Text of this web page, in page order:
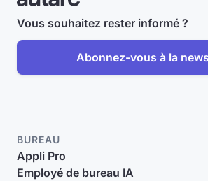
Vous souhaitez rester informé ?
Abonnez-vous à la
BUREAU
Appli Pro
Employé de bureau IA